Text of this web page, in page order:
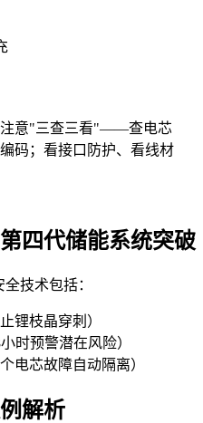
注意"三查三看"——查电芯
码；看接口防护、看线材
四代储能系统突破
技术包括：
锂枝晶穿刺）
时预警潜在风险）
电芯故障自动隔离）
解析